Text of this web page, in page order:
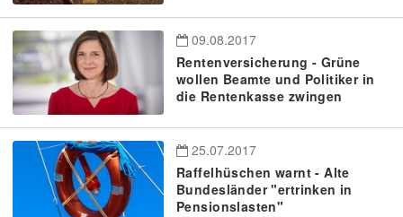
09.08.2017
Rentenversicherung - Grüne
wollen Beamte und Politiker in
die Rentenkasse zwingen
25.07.2017
Raffelhüschen warnt - Alte
Bundesländer "ertrinken in
Pensionslasten"